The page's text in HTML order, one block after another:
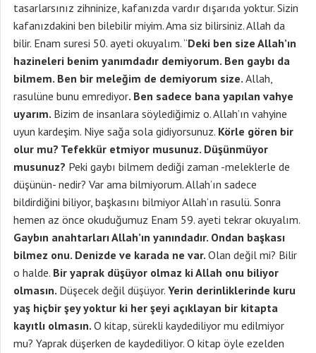
tasarlarsınız zihninize, kafanızda vardır dışarıda yoktur. Sizin
kafanızdakini ben bilebilir miyim. Ama siz bilirsiniz. Allah da
bilir. Enam suresi 50. ayeti okuyalım. “Deki ben size Allah’ın
hazineleri benim yanımdadır demiyorum. Ben gaybı da
bilmem. Ben bir meleğim de demiyorum size. Allah,
rasulüne bunu emrediyor. Ben sadece bana yapılan vahye
uyarım. Bizim de insanlara söylediğimiz o. Allah’ın vahyine
uyun kardeşim. Niye sağa sola gidiyorsunuz. Körle gören bir
olur mu? Tefekkür etmiyor musunuz. Düşünmüyor
musunuz? Peki gaybı bilmem dediği zaman -meleklerle de
düşünün- nedir? Var ama bilmiyorum. Allah’ın sadece
bildirdiğini biliyor, başkasını bilmiyor Allah’ın rasulü. Sonra
hemen az önce okuduğumuz Enam 59. ayeti tekrar okuyalım.
Gaybın anahtarları Allah’ın yanındadır. Ondan başkası
bilmez onu. Denizde ve karada ne var. Olan değil mi? Bilir
o halde. Bir yaprak düşüyor olmaz ki Allah onu biliyor
olmasın. Düşecek değil düşüyor. Yerin derinliklerinde kuru
yaş hiçbir şey yoktur ki her şeyi açıklayan bir kitapta
kayıtlı olmasın. O kitap, sürekli kaydediliyor mu edilmiyor
mu? Yaprak düşerken de kaydediliyor. O kitap öyle ezelden